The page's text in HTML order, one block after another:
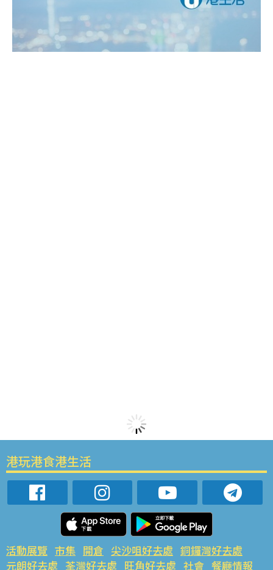
港玩港食港生活
活動展覽 市集 開倉 尖沙咀好去處 銅鑼灣好去處
元朗好去處 荃灣好去處 旺角好去處 社會 餐廳情報